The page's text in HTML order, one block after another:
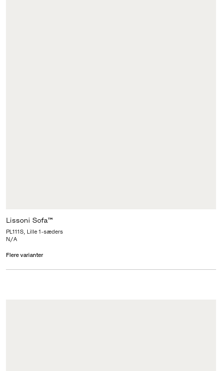
Lissoni Sofa™
PL111S, Lille 1-sæders
N/A
Flere varianter